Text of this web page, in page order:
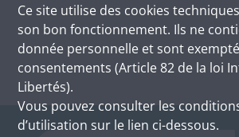
Ce site utilise des cookies
son bon fonctionnement. Ils ne
donnée personnelle et sont
consentements (Article 82 de la loi
Libertés).
Vous pouvez consulter les
d’utilisation sur le lien ci-dessous.